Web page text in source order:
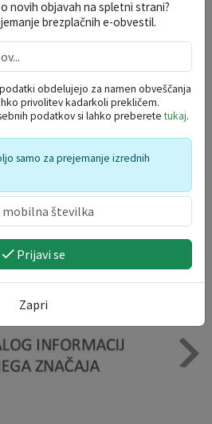
V REGIJI
avgust 2026
če pe so ne
30 31 1
2
14 15
20 21 22
23
27 28
3 4 5 6
novih objavah na spletni strani?
brezplačnih e-obvestil.
obdelujejo za namen obveščanja
privolitev kadarkoli prekličem.
podatkov si lahko preberetetukaj.
samo za prejemanje izrednih
Prijavi se
Zapri